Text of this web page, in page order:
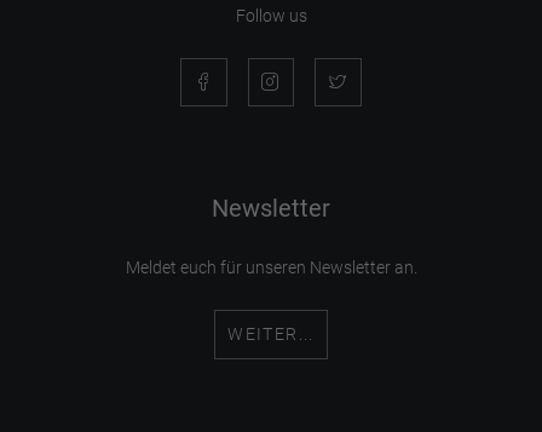
Follow us
Newsletter
Meldet euch für unseren Newsletter an.
WEITER...